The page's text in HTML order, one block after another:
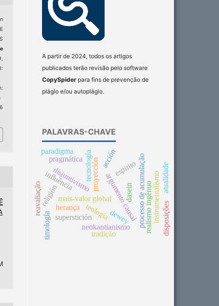
A partir de 2024, todos os artigos
publicados terão revisão pelo software
CopySpider para fins de prevenção de
plágio e/ou autoplágio.
PALAVRAS-CHAVE
argumento causal
superstición
proyección processo de acumulação
mais-valor global
disjuntivismo
religión realismo ingênuo
tecnología
instrumentalismo
dewey
teología
espirito
influência
neokantianismo
dasein
herança
reavaliação
tradição
pragmática
disposições
timología
acción
atualidade
paradigma